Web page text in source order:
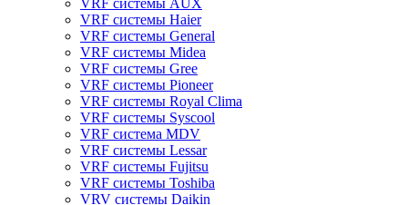
VRF системы AUX
VRF системы Haier
VRF системы General
VRF системы Midea
VRF системы Gree
VRF системы Pioneer
VRF системы Royal Clima
VRF системы Syscool
VRF система MDV
VRF системы Lessar
VRF системы Fujitsu
VRF системы Toshiba
VRV системы Daikin